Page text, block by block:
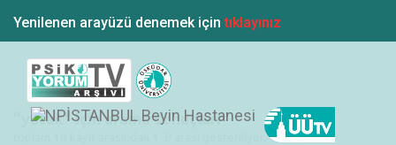
Yenilenen arayüzü denemek içintıklayınız
"yatak" için arama sonuçları
toplam 10 kayıt arasından 1..8 arası gösteriliyor.